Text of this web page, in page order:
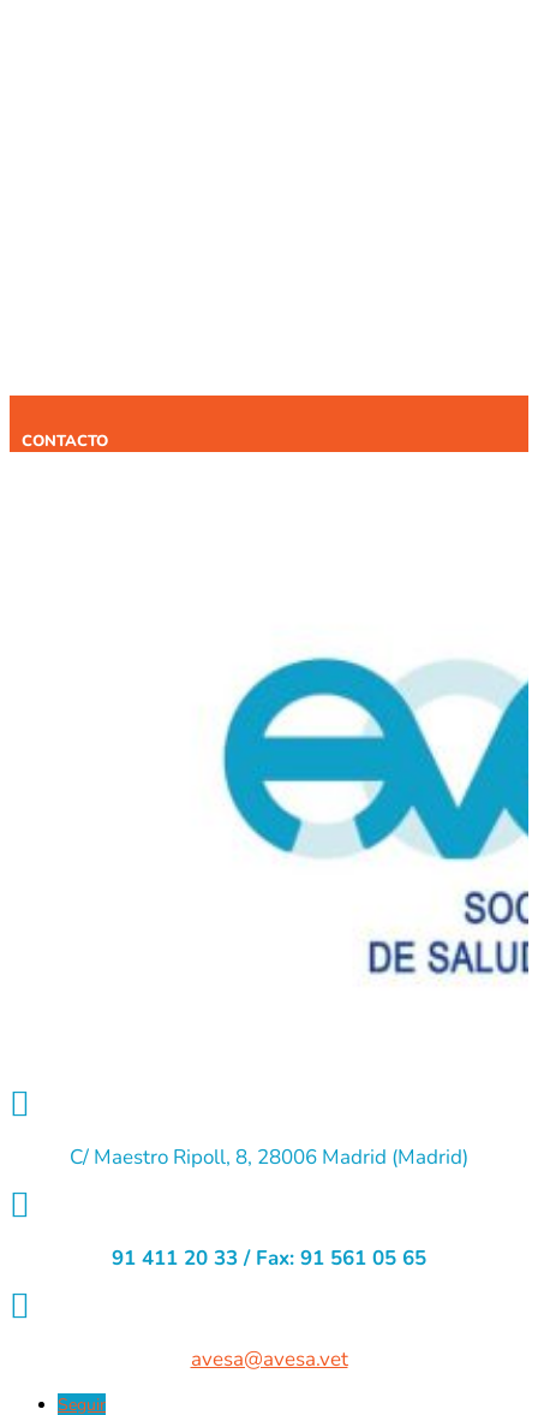
CONTACTO

C/ Maestro Ripoll, 8, 28006 Madrid (Madrid)

91 411 20 33 / Fax: 91 561 05 65

avesa@avesa.vet
Seguir